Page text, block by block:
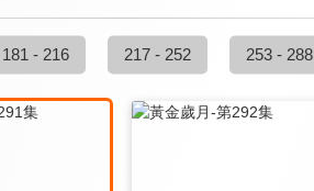
181 - 216 217 - 252 253 - 288